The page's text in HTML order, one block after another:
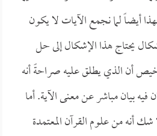
أيضاً لما نجمع الآيات لا يكون
يحتاج هذا الإشكال إلى حل
أن الذي يطلق عليه صراحةً أنه
بيان مباشر عن معنى الآية. أما
شك أنه من علوم القرآن المعتمدة